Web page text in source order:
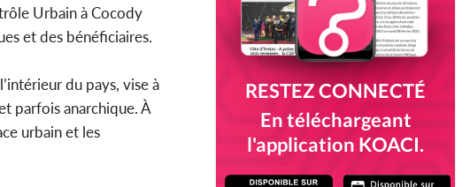
Urbain à Cocody
et des bénéficiaires.
du pays, vise à
parfois anarchique. À
urbain et les
RESTEZ CONNECTÉ
En téléchargeant
l'application KOACI.